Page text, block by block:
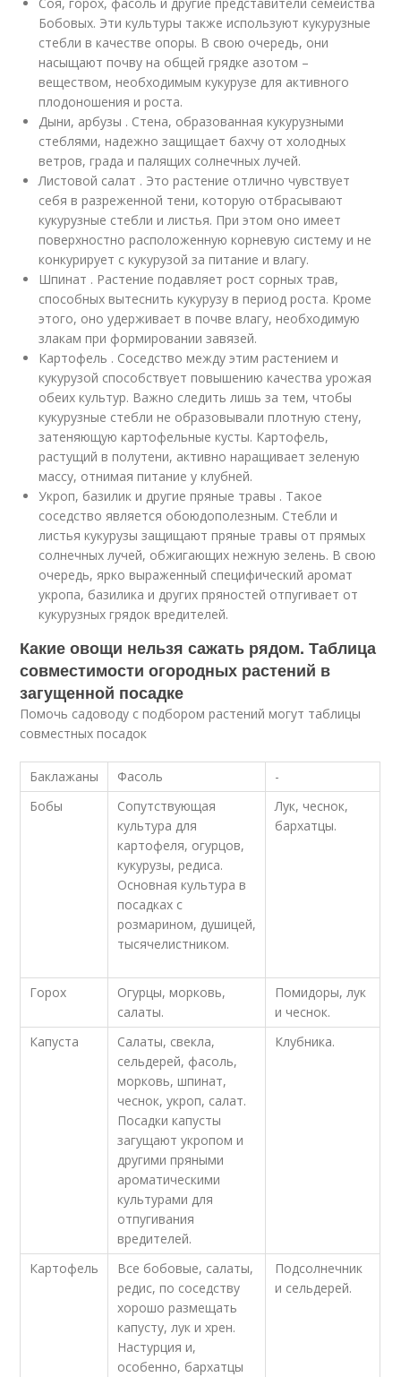
Соя, горох, фасоль и другие представители семейства
Бобовых. Эти культуры также используют кукурузные
стебли в качестве опоры. В свою очередь, они
насыщают почву на общей грядке азотом –
веществом, необходимым кукурузе для активного
плодоношения и роста.
Дыни, арбузы . Стена, образованная кукурузными
стеблями, надежно защищает бахчу от холодных
ветров, града и палящих солнечных лучей.
Листовой салат . Это растение отлично чувствует
себя в разреженной тени, которую отбрасывают
кукурузные стебли и листья. При этом оно имеет
поверхностно расположенную корневую систему и не
конкурирует с кукурузой за питание и влагу.
Шпинат . Растение подавляет рост сорных трав,
способных вытеснить кукурузу в период роста. Кроме
этого, оно удерживает в почве влагу, необходимую
злакам при формировании завязей.
Картофель . Соседство между этим растением и
кукурузой способствует повышению качества урожая
обеих культур. Важно следить лишь за тем, чтобы
кукурузные стебли не образовывали плотную стену,
затеняющую картофельные кусты. Картофель,
растущий в полутени, активно наращивает зеленую
массу, отнимая питание у клубней.
Укроп, базилик и другие пряные травы . Такое
соседство является обоюдополезным. Стебли и
листья кукурузы защищают пряные травы от прямых
солнечных лучей, обжигающих нежную зелень. В свою
очередь, ярко выраженный специфический аромат
укропа, базилика и других пряностей отпугивает от
кукурузных грядок вредителей.
Какие овощи нельзя сажать рядом. Таблица
совместимости огородных растений в
загущенной посадке
Помочь садоводу с подбором растений могут таблицы
совместных посадок
Баклажаны Фасоль
-
Бобы
Сопутствующая
культура для
картофеля, огурцов,
кукурузы, редиса.
Основная культура в
посадках с
розмарином, душицей,
тысячелистником.
Лук, чеснок,
бархатцы.
Горох
Огурцы, морковь,
салаты.
Помидоры, лук
и чеснок.
Капуста
Салаты, свекла,
сельдерей, фасоль,
морковь, шпинат,
чеснок, укроп, салат.
Посадки капусты
загущают укропом и
другими пряными
ароматическими
культурами для
отпугивания
вредителей.
Клубника.
Картофель
Все бобовые, салаты,
редис, по соседству
хорошо размещать
капусту, лук и хрен.
Настурция и,
особенно, бархатцы
Подсолнечник
и сельдерей.